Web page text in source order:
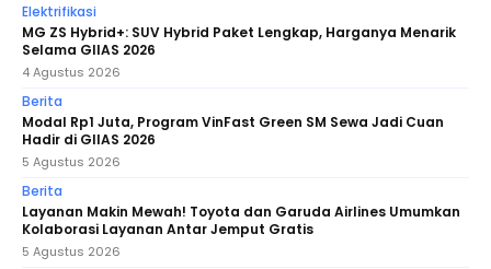
Elektrifikasi
MG ZS Hybrid+: SUV Hybrid Paket Lengkap, Harganya Menarik
Selama GIIAS 2026
4 Agustus 2026
Berita
Modal Rp1 Juta, Program VinFast Green SM Sewa Jadi Cuan
Hadir di GIIAS 2026
5 Agustus 2026
Berita
Layanan Makin Mewah! Toyota dan Garuda Airlines Umumkan
Kolaborasi Layanan Antar Jemput Gratis
5 Agustus 2026